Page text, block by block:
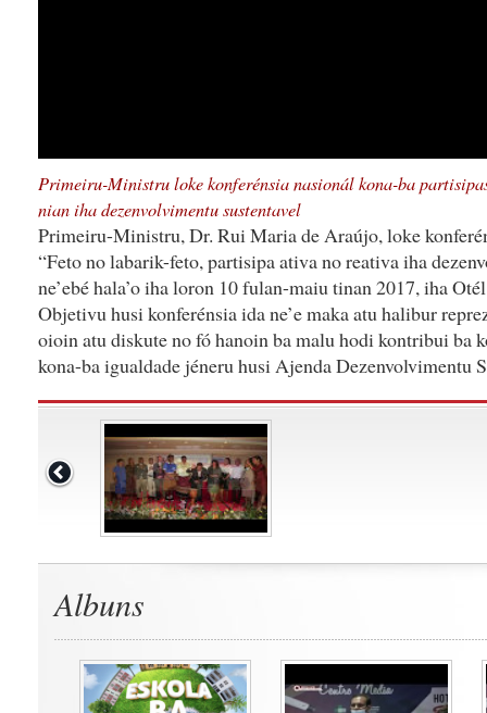
Primeiru-Ministru loke konferénsia nasionál kona-ba
nian iha dezenvolvimentu sustentavel
Primeiru-Ministru, Dr. Rui Maria de Araújo, loke
“Feto no labarik-feto, partisipa ativa no reativa iha
ne’ebé hala’o iha loron 10 fulan-maiu tinan 2017, iha
Objetivu husi konferénsia ida ne’e maka atu halibur
oioin atu diskute no fó hanoin ba malu hodi kontribui ba
kona-ba igualdade jéneru husi Ajenda Dezenvolvimentu
Albuns